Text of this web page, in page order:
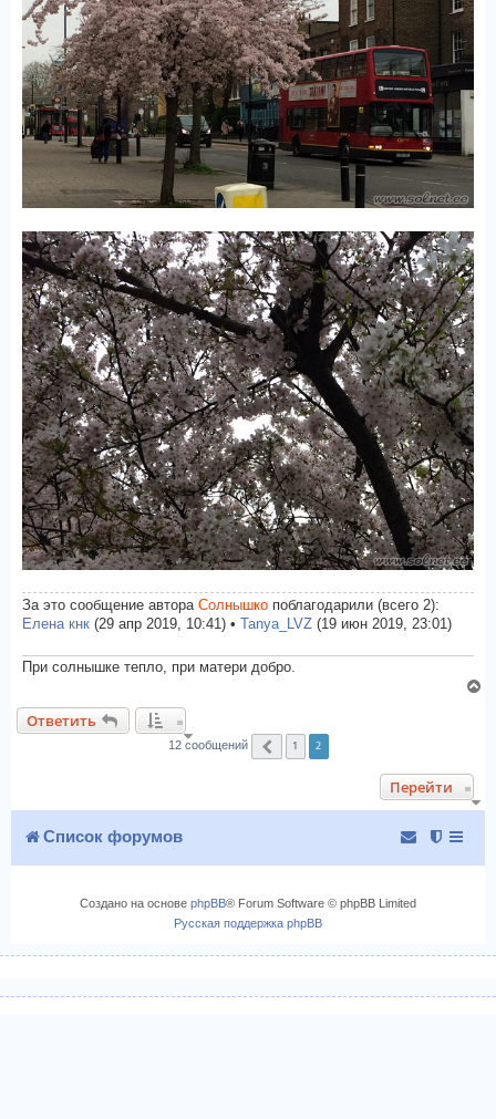
За это сообщение автора Солнышко поблагодарили (всего 2):
Елена кнк (29 апр 2019, 10:41) • Tanya_LVZ (19 июн 2019, 23:01)
При солнышке тепло, при матери добро.
к
Ответить
12 сообщений Пред.
1 2
Перейти
Список форумов
Создано на основе phpBB® Forum Software © phpBB Limited
Русская поддержка phpBB